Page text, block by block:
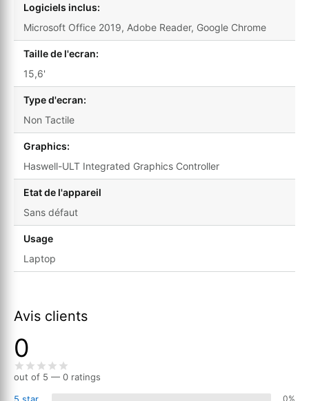
Logiciels inclus:
Microsoft Office 2019, Adobe Reader, Google Chrome
Taille de l'ecran:
15,6'
Type d'ecran:
Non Tactile
Graphics:
Haswell-ULT Integrated Graphics Controller
Etat de l'appareil
Sans défaut
Usage
Laptop
Avis clients
0
out of 5 — 0 ratings
5 star
0%